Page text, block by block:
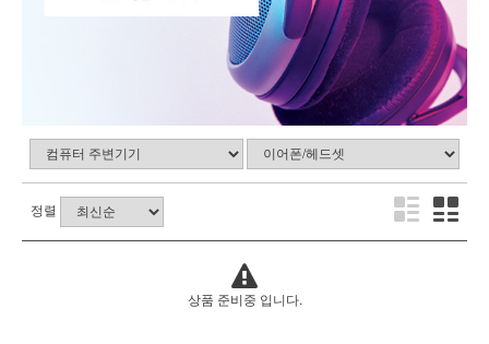
정렬
상품 준비중 입니다.